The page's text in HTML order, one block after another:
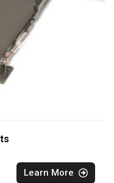
Learn More